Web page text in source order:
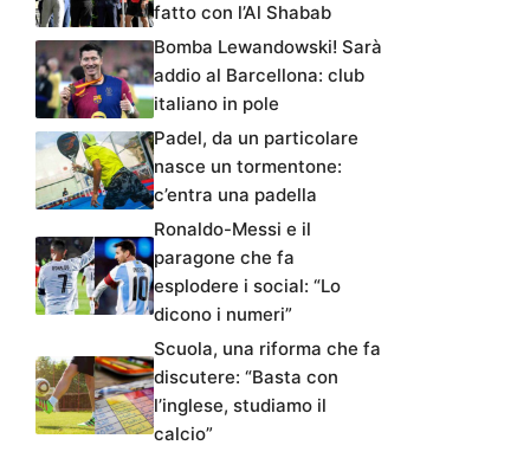
fatto con l’Al Shabab
Bomba Lewandowski! Sarà
addio al Barcellona: club
italiano in pole
Padel, da un particolare
nasce un tormentone:
c’entra una padella
Ronaldo-Messi e il
paragone che fa
esplodere i social: “Lo
dicono i numeri”
Scuola, una riforma che fa
discutere: “Basta con
l’inglese, studiamo il
calcio”